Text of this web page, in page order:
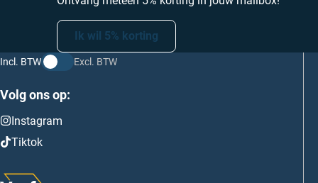
Ik wil 5% korting
Incl. BTW Excl. BTW
Volg ons op:
Instagram
Tiktok